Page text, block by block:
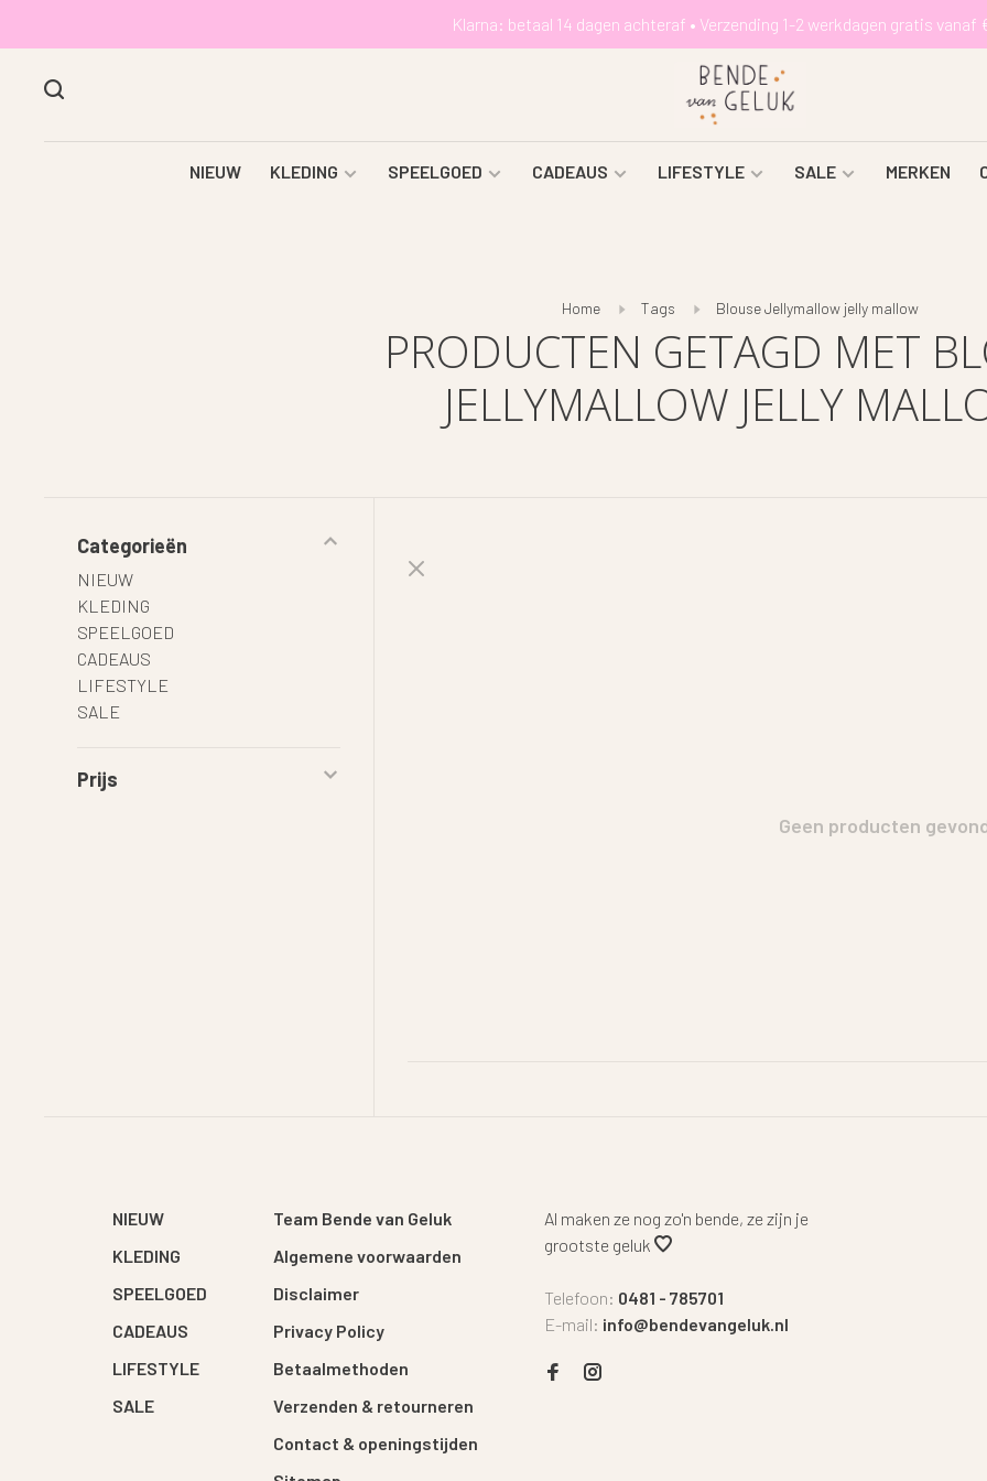
Klarna: betaal 14 dagen achteraf • Verzending 1-2 werkdagen gratis vanaf
NIEUW KLEDING SPEELGOED CADEAUS LIFESTYLE SALE MERKEN
Home Tags Blouse Jellymallow jelly mallow
PRODUCTEN GETAGD MET
JELLYMALLOW JELLY
Categorieën
NIEUW
KLEDING
SPEELGOED
CADEAUS
LIFESTYLE
SALE
Prijs
Geen producten
NIEUW
KLEDING
SPEELGOED
CADEAUS
LIFESTYLE
SALE
Team Bende van Geluk
Algemene voorwaarden
Disclaimer
Privacy Policy
Betaalmethoden
Verzenden & retourneren
Contact & openingstijden
Al maken ze nog zo'n bende, ze zijn je
grootste geluk
Telefoon: 0481 - 785701
E-mail: info@bendevangeluk.nl